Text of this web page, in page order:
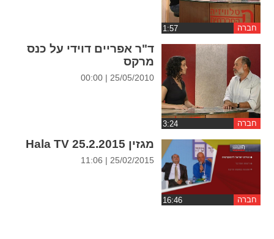
חברה
חברה
ד"ר אפריים דוידי על כנס
מרקס
25/05/2010 | 00:00
חברה
מגזין Hala TV 25.2.2015
25/02/2015 | 11:06